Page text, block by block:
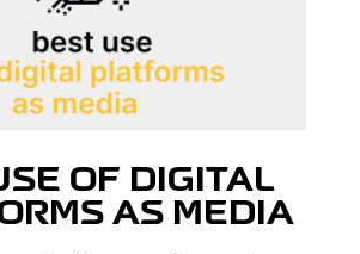
OF DIGITAL
AS MEDIA